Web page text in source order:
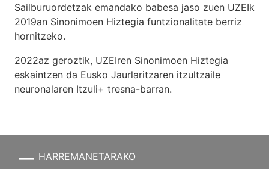
Sailburuordetzak emandako babesa jaso zuen UZEIk
2019an Sinonimoen Hiztegia funtzionalitate berriz
hornitzeko.
2022az geroztik, UZEIren Sinonimoen Hiztegia
eskaintzen da Eusko Jaurlaritzaren itzultzaile
neuronalaren Itzuli+ tresna-barran.
HARREMANETARAKO